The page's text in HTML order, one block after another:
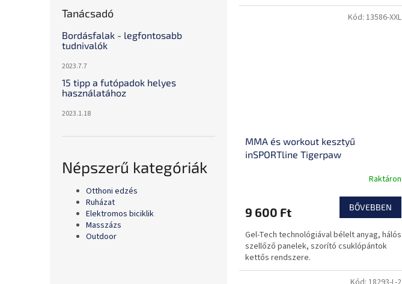
Tanácsadó
Bordásfalak - legfontosabb
tudnivalók
2023.7.7
15 tipp a futópadok helyes
használatához
2023.1.18
Népszerű kategóriák
Otthoni edzés
Ruházat
Elektromos biciklik
Masszázs
Outdoor
MMA és workout kesztyű
inSPORTline Tigerpaw
Raktáron
9 600 Ft BŐVEBBEN
Gel-Tech technológiával bélelt anyag, hálós
szellőző panelek, szorító csuklópántok
kettős rendszere.
Kód: 13586-XXL